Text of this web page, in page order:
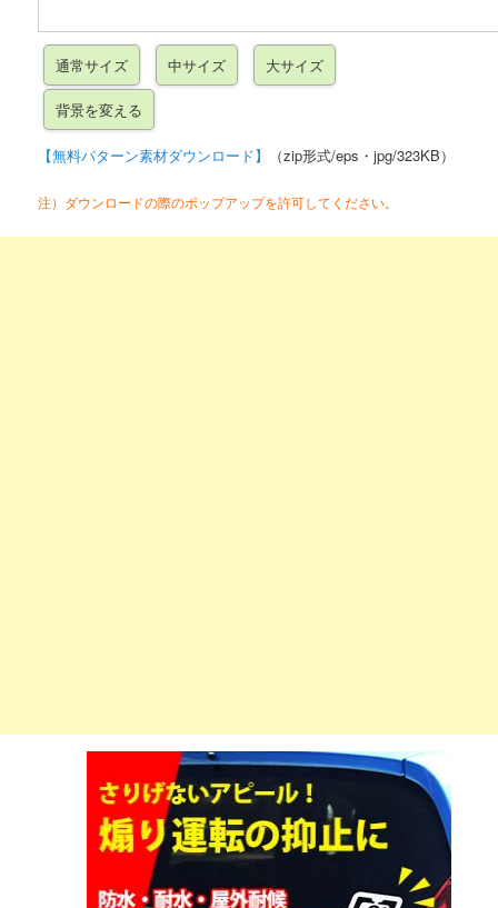
【無料パターン素材ダウンロード】 （zip形式/eps・jpg/323KB）
注）ダウンロードの際のポップアップを許可してください。